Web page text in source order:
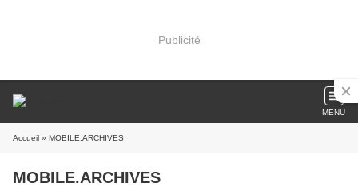
Publicité
MENU
Accueil » MOBILE.ARCHIVES
MOBILE.ARCHIVES